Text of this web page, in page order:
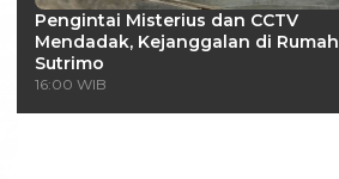
Pengintai Misterius dan CCTV
Mendadak, Kejanggalan di Rumah
Sutrimo
16:00 WIB